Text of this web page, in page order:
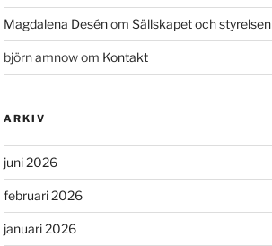
Magdalena Desénom Sällskapet och styrelsen
björn amnowom Kontakt
ARKIV
juni 2026
februari 2026
januari 2026